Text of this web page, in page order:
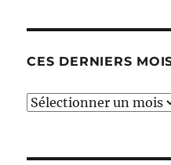
CES DERNIERS
Ces